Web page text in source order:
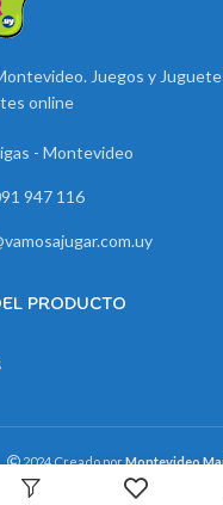
Juegos y
online
- Montevideo
947 116
PRODUCTO
2024 Creado porMontevideo